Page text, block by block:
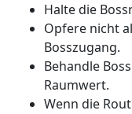
Halte die
Opfere nicht
Bosszugang.
Behandle
Raumwert.
Wenn die